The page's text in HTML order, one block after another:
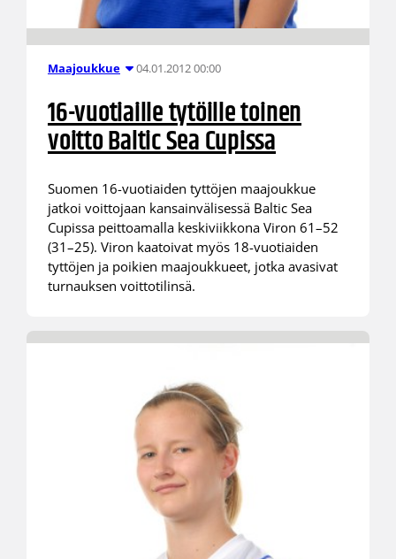
Maajoukkue 04.01.2012 00:00
16-vuotiaille tytöille toinen
voitto Baltic Sea Cupissa
Suomen 16-vuotiaiden tyttöjen maajoukkue
jatkoi voittojaan kansainvälisessä Baltic Sea
Cupissa peittoamalla keskiviikkona Viron 61–52
(31–25). Viron kaatoivat myös 18-vuotiaiden
tyttöjen ja poikien maajoukkueet, jotka avasivat
turnauksen voittotilinsä.